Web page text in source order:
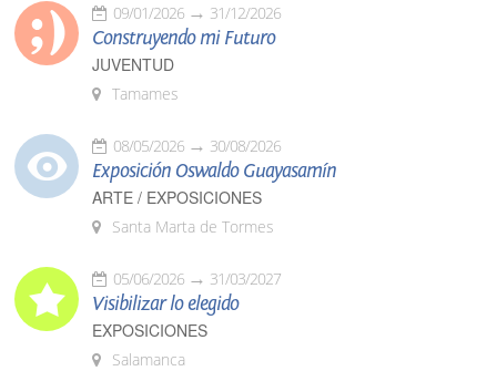
09/01/2026 31/12/2026
Construyendo mi Futuro
JUVENTUD
Tamames
08/05/2026 30/08/2026
Exposición Oswaldo Guayasamín
ARTE / EXPOSICIONES
Santa Marta de Tormes
05/06/2026 31/03/2027
Visibilizar lo elegido
EXPOSICIONES
Salamanca